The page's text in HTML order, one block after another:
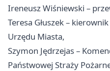
Ireneusz Wiśniewski –
Teresa Głuszek –
Urzędu Miasta,
Szymon Jędrzejas –
Państwowej Straży